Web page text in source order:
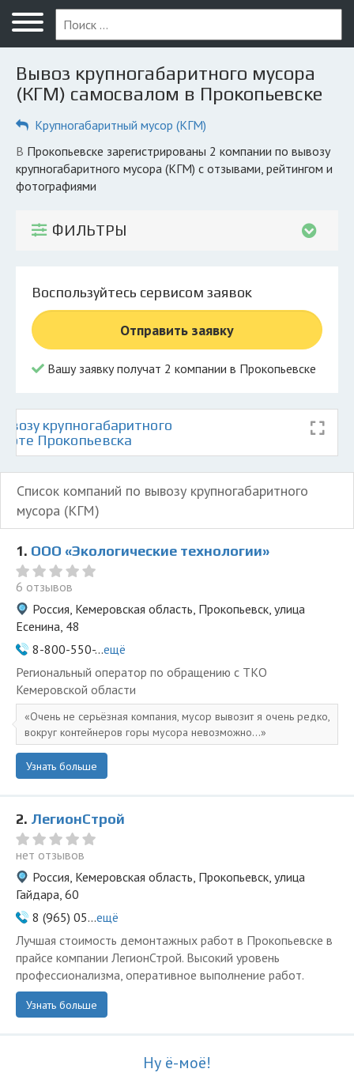
Меню
Главная
Вопрос юристу
Компании
КОМПАНИЯМ
© 2026 Все права защищены
Вывоз крупногабаритного мусора
(КГМ) самосвалом в Прокопьевске
Крупногабаритный мусор (КГМ)
в Прокопьевске зарегистрированы 2 компании по вывозу
крупногабаритного мусора (КГМ) с отзывами, рейтингом и
фотографиями
ФИЛЬТРЫ
Воспользуйтесь сервисом заявок
Отправить заявку
Вашу заявку получат 2 компании в Прокопьевске
крупногабаритного
Прокопьевска
Список компаний по вывозу крупногабаритного
мусора (КГМ)
1. ООО «Экологические технологии»
6 отзывов
Россия, Кемеровская область, Прокопьевск, улица
Есенина, 48
8-800-550-...ещё
Региональный оператор по обращению с ТКО
Кемеровской области
Очень не серьёзная компания, мусор вывозит я очень редко,
вокруг контейнеров горы мусора невозможно...
Узнать больше
2. ЛегионСтрой
нет отзывов
Россия, Кемеровская область, Прокопьевск, улица
Гайдара, 60
8 (965) 05...ещё
Лучшая стоимость демонтажных работ в Прокопьевске в
прайсе компании ЛегионСтрой. Высокий уровень
профессионализма, оперативное выполнение работ.
Узнать больше
Ну ё-моё!